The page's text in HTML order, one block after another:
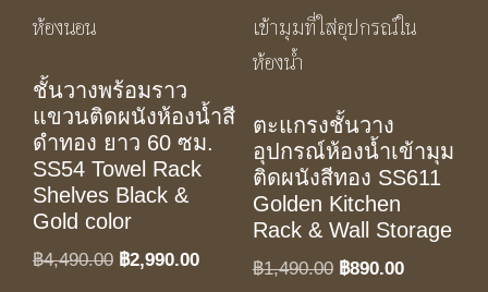
ชั้นวางพร้อมราว
แขวนติดผนังห้องน้ำสี
ดำทอง ยาว 60 ซม.
SS54 Towel Rack
Shelves Black &
Gold color
฿4,490.00 Original
฿2,990.00Current
ตะแกรงชั้นวาง
อุปกรณ์ห้องน้ำเข้ามุม
ติดผนังสีทอง SS611
Golden Kitchen
Rack & Wall Storage
฿1,490.00 Original
฿890.00Current